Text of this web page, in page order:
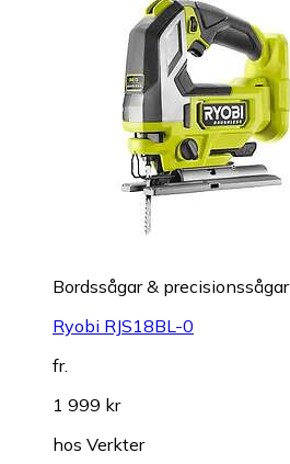
Bordssågar & precisionssågar
Ryobi RJS18BL-0
fr.
1 999 kr
hos Verkter